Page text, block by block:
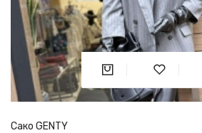
Сако GENTY